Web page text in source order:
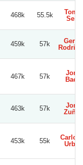
468k 55.5k
Seith
459k 57k
467k 57k
Jorge
463k 57k
Jorge
453k 55k
Carlos